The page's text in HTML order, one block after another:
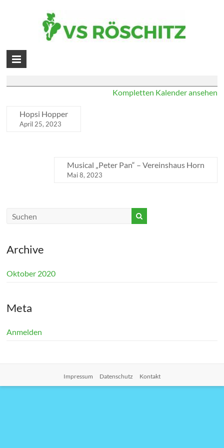
Volksschule
Hopsi Hopper
Staatsfeiertag
Mai 1, 2023
Kompletten Kalender ansehen
Hopsi Hopper
April 25, 2023
Musical „Peter Pan“ – Vereinshaus Horn
Mai 8, 2023
Archive
Oktober 2020
Meta
Anmelden
Impressum Datenschutz Kontakt